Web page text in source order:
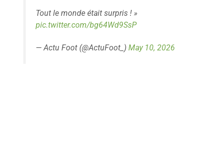
Tout le monde était surpris ! »
pic.twitter.com/bg64Wd9SsP
— Actu Foot (@ActuFoot_) May 10, 2026